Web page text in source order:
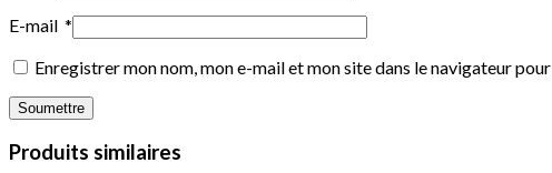
E-mail *
Enregistrer mon nom, mon e-mail et mon site dans le navigateur
Produits similaires